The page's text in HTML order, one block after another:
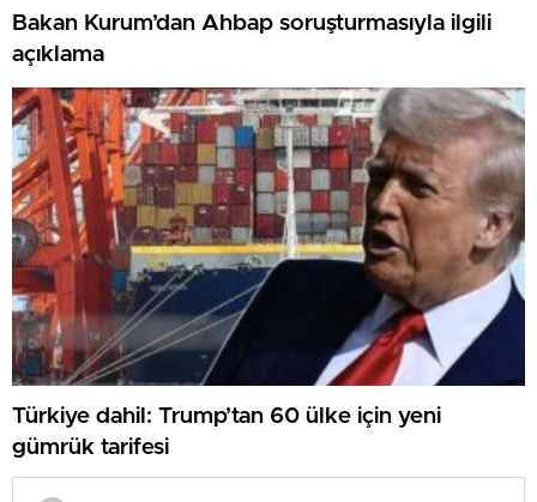
Bakan Kurum’dan Ahbap soruşturmasıyla ilgili
açıklama
Türkiye dahil: Trump’tan 60 ülke için yeni
gümrük tarifesi